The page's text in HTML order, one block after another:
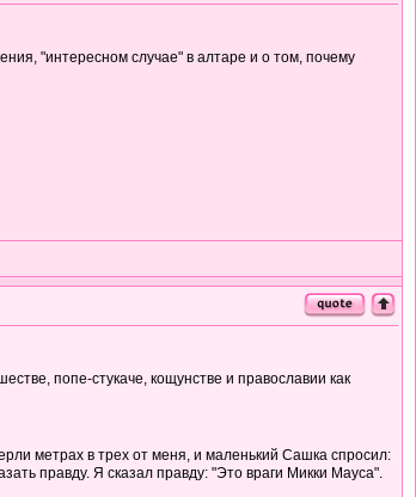
"интересном случае" в алтаре и о том, почему
попе-стукаче, кощунстве и православии как
метрах в трех от меня, и маленький Сашка спросил:
правду. Я сказал правду: "Это враги Микки Мауса".